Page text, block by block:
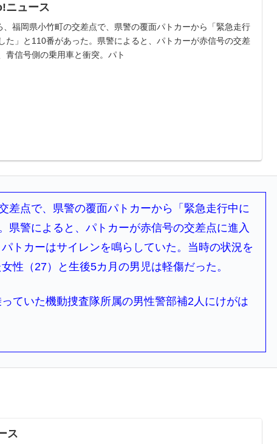
ニュース
、福岡県小竹町の交差点で、県警の覆面パトカーから「緊急走行
た」と110番があった。県警によると、パトカーが赤信号の交差
青信号側の乗用車と衝突。パト
差点で、県警の覆面パトカーから「緊急走行中に
県警によると、パトカーが赤信号の交差点に進入
トカーはサイレンを鳴らしていた。当時の状況を
性（27）と生後5カ月の男児は軽傷だった。
ていた機動捜査隊所属の男性警部補2人にけがは
ス